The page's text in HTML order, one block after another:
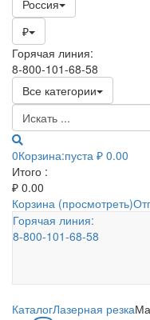
Россия
₽
Горячая линия:
8-800-101-68-58
Все категории
0Корзина:пуста ₽ 0.00
Итого :
₽ 0.00
Корзина (просмотреть)
Горячая линия:
8-800-101-68-58
КаталогЛазерная резка